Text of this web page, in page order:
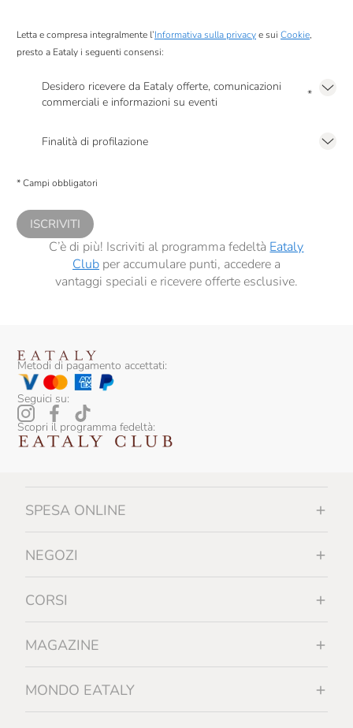
Letta e compresa integralmente l’Informativa sulla privacye sui Cookie,
presto a Eataly i seguenti consensi:
Desidero ricevere da Eataly offerte, comunicazioni
commerciali e informazioni su eventi
*
Finalità di profilazione
comunicazioni commerciali personalizzate, in caso di consenso prestato ai
* Campi obbligatori
ISCRIVITI
C’è di più! Iscriviti al programma fedeltà Eataly
Clubper accumulare punti, accedere a
vantaggi speciali e ricevere offerte esclusive.
Metodi di pagamento accettati:
Seguici su:
Scopri il programma fedeltà:
SPESA ONLINE
NEGOZI
CORSI
MAGAZINE
MONDO EATALY